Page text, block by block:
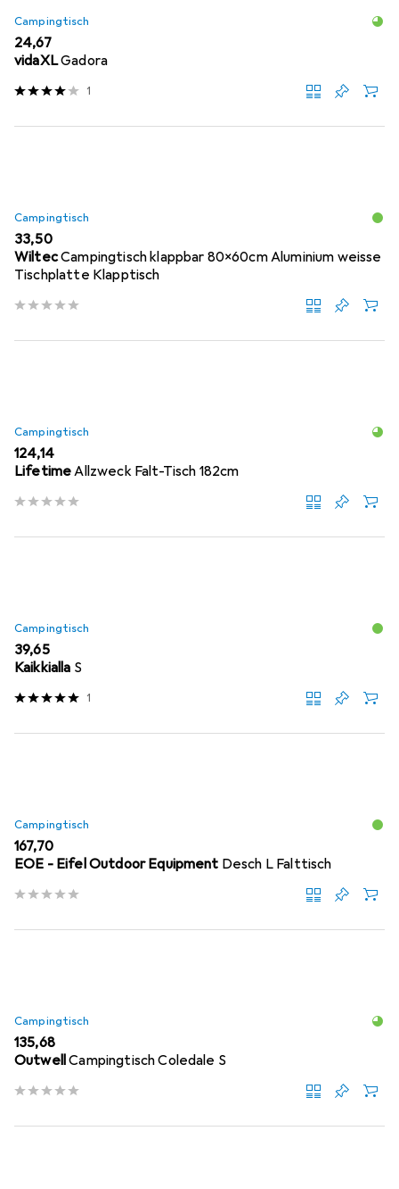
Campingtisch
EUR
24,67
vidaXLGadora
1
Campingtisch
EUR
33,50
WiltecCampingtisch klappbar 80x60cm Aluminium weisse
Tischplatte Klapptisch
Campingtisch
EUR
124,14
LifetimeAllzweck Falt-Tisch 182cm
Campingtisch
EUR
39,65
Kaikkialla S
1
Campingtisch
EUR
167,70
EOE - Eifel Outdoor Equipment Desch L Falttisch
Campingtisch
EUR
135,68
OutwellCampingtisch Coledale S